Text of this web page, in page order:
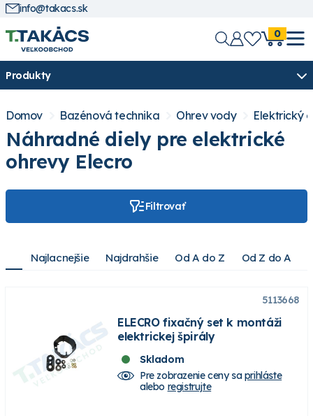
info@takacs.sk
0
Produkty
Domov Bazénová technika Ohrev vody Elektrický
Náhradné diely pre elektrické
ohrevy Elecro
Filtrovať
Najlacnejšie Najdrahšie Od A do Z Od Z do A
5113668
ELECRO fixačný set k montáži
elektrickej špirály
Skladom
Pre zobrazenie ceny saprihláste
alebo registrujte